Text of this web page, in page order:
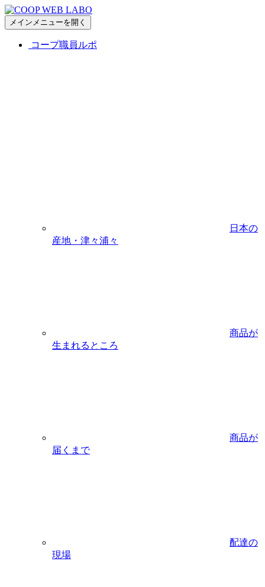
メインメニューを開く
コープ職員ルポ
日本の
産地・津々浦々
商品が
生まれるところ
商品が
届くまで
配達の
現場